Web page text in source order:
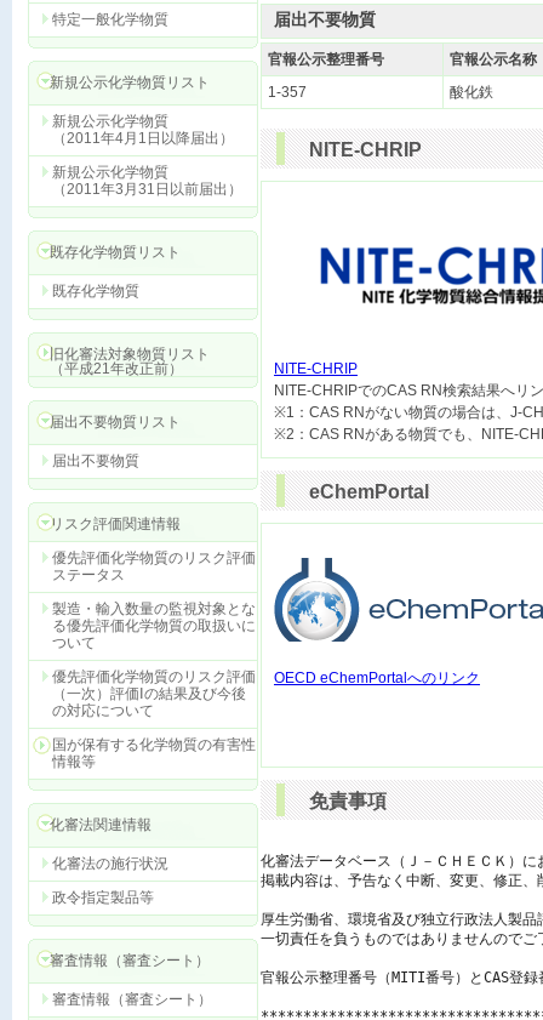
特定一般化学物質
新規公示化学物質リスト
新規公示化学物質
（2011年4月1日以降届出）
新規公示化学物質
（2011年3月31日以前届出）
既存化学物質リスト
既存化学物質
旧化審法対象物質リスト
（平成21年改正前）
届出不要物質リスト
届出不要物質
リスク評価関連情報
優先評価化学物質のリスク評価
ステータス
製造・輸入数量の監視対象とな
る優先評価化学物質の取扱いに
ついて
優先評価化学物質のリスク評価
（一次）評価Ⅰの結果及び今後
の対応について
国が保有する化学物質の有害性
情報等
化審法関連情報
化審法の施行状況
政令指定製品等
審査情報（審査シート）
審査情報（審査シート）
届出不要物質
官報公示整理番号
官報公示名称
1-357
酸化鉄
NITE-CHRIP
NITE-CHRIP
NITE-CHRIPでのCAS RN検索結果へリ
※1：CAS RNがない物質の場合は、J-
eChemPortal
OECD eChemPortalへのリンク
免責事項
化審法データベース（Ｊ－ＣＨＥＣＫ）
掲載内容は、予告なく中断、変更、修正
厚生労働省、環境省及び独立行政法人製
一切責任を負うものではありませんのでご
官報公示整理番号（MITI番号）とCAS登